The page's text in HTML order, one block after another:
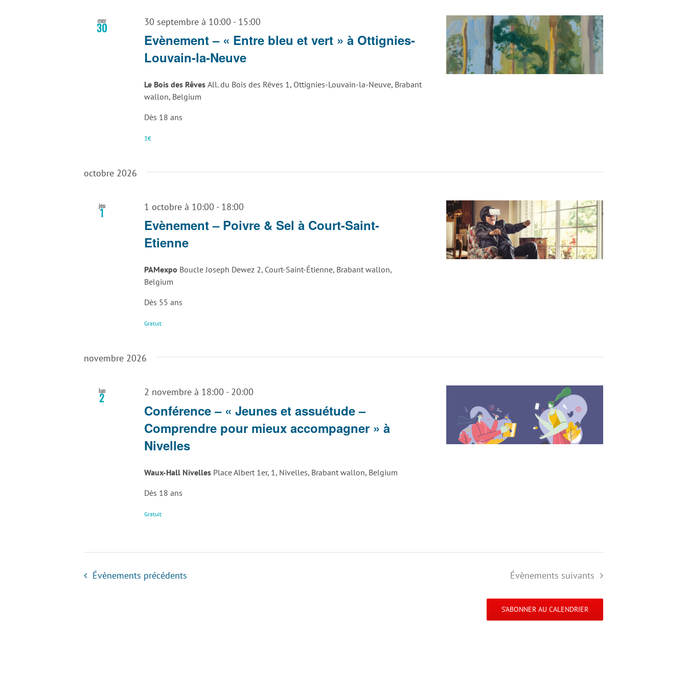
mer
30 30 septembre à 10:00 - 15:00
Evènement – « Entre bleu et vert » à Ottignies-
Louvain-la-Neuve
Le Bois des RêvesAll. du Bois des Rêves 1, Ottignies-Louvain-la-Neuve, Brabant
wallon, Belgium
Dès 18 ans
3€
octobre 2026
jeu
1 1 octobre à 10:00 - 18:00
Evènement – Poivre & Sel à Court-Saint-
Etienne
PAMexpo Boucle Joseph Dewez 2, Court-Saint-Étienne, Brabant wallon,
Belgium
Dès 55 ans
Gratuit
novembre 2026
lun
2 2 novembre à 18:00 - 20:00
Conférence – « Jeunes et assuétude –
Comprendre pour mieux accompagner » à
Nivelles
Waux-Hall Nivelles Place Albert 1er, 1, Nivelles, Brabant wallon, Belgium
Dès 18 ans
Gratuit
Évènements précédents Évènements suivants
S’ABONNER AU CALENDRIER